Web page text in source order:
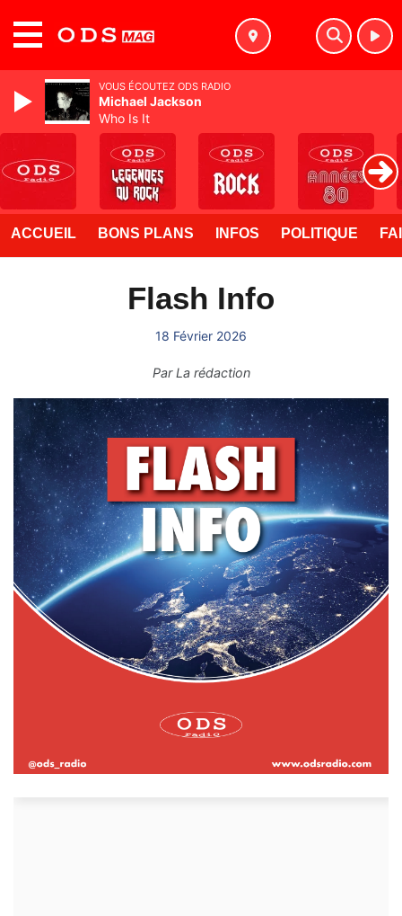
ACCUEIL BONS PLANS INFOS POLITIQUE
Flash Info
18 Février 2026
ParLa rédaction
VOUS ÉCOUTEZ ODS RADIO
Michael Jackson
Who Is It